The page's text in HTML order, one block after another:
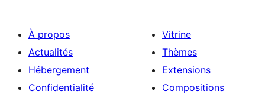
À propos
Actualités
Hébergement
Confidentialité
Vitrine
Thèmes
Extensions
Compositions